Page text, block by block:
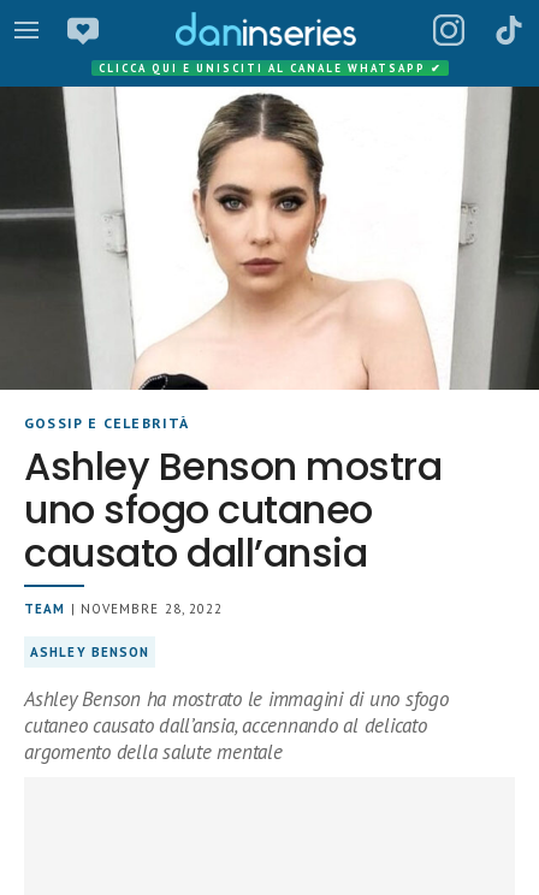
CLICCA QUI E UNISCITI AL CANALE WHATSAPP ✔
GOSSIP E CELEBRITÀ
Ashley Benson mostra
uno sfogo cutaneo
causato dall’ansia
TEAM | NOVEMBRE 28, 2022
ASHLEY BENSON
Ashley Benson ha mostrato le immagini di uno sfogo
cutaneo causato dall’ansia, accennando al delicato
argomento della salute mentale